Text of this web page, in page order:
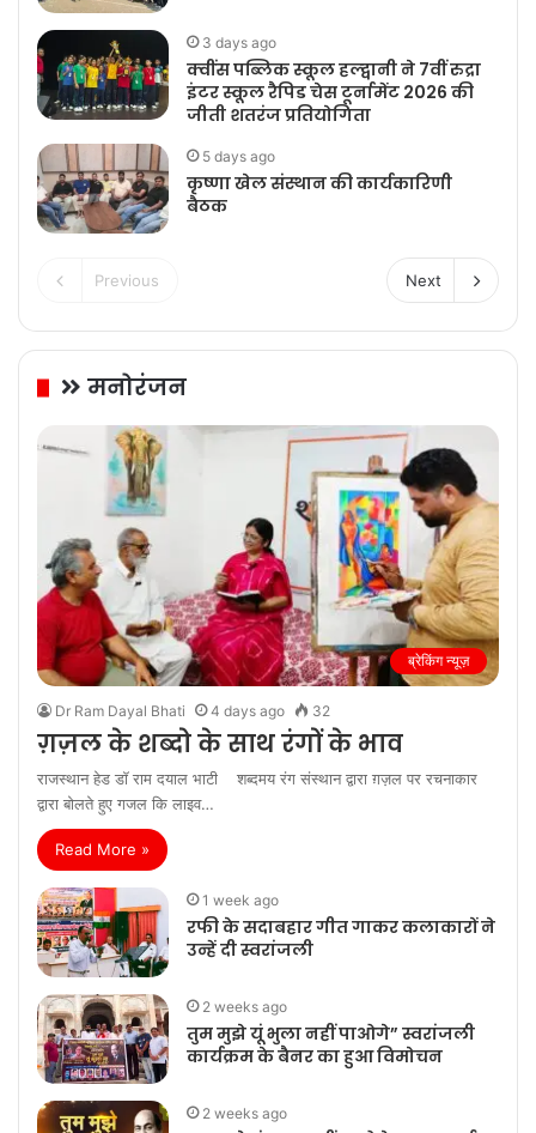
3 days ago
क्वींस पब्लिक स्कूल हल्द्वानी ने 7वीं रुद्रा
इंटर स्कूल रैपिड चेस टूर्नामेंट 2026 की
जीती शतरंज प्रतियोगिता
5 days ago
कृष्णा खेल संस्थान की कार्यकारिणी
बैठक
Previous Next
मनोरंजन
ब्रेकिंग न्यूज़
Dr Ram Dayal Bhati 4 days ago 32
ग़ज़ल के शब्दो के साथ रंगों के भाव
राजस्थान हेड डॉ राम दयाल भाटी शब्दमय रंग संस्थान द्वारा ग़ज़ल पर रचनाकार
द्वारा बोलते हुए गजल कि लाइव…
Read More »
1 week ago
रफी के सदाबहार गीत गाकर कलाकारों ने
उन्हें दी स्वरांजली
2 weeks ago
तुम मुझे यूं भुला नहीं पाओगे” स्वरांजली
कार्यक्रम के बैनर का हुआ विमोचन
2 weeks ago